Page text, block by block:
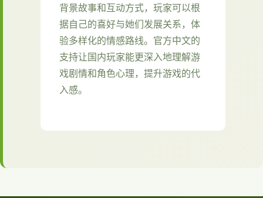
背景故事和互动方式，玩家可以根
据自己的喜好与她们发展关系，体
验多样化的情感路线。官方中文的
支持让国内玩家能更深入地理解游
戏剧情和角色心理，提升游戏的代
入感。